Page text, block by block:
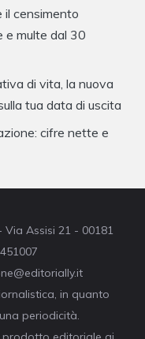
il censimento
e multe dal 30
di vita, la nuova
tua data di uscita
cifre nette e
Assisi 21 - 00181
in quanto
periodicità.